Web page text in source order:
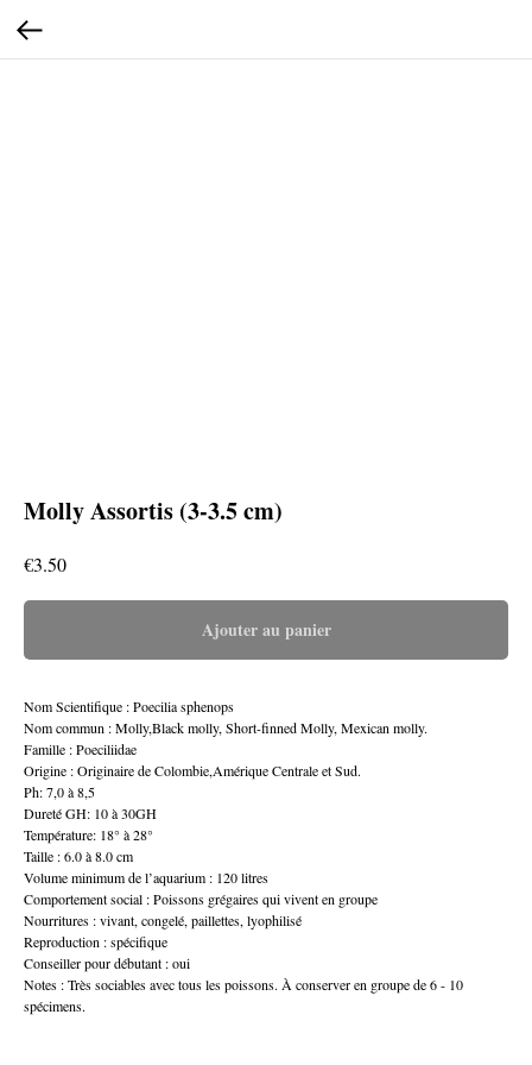
Molly Assortis (3-3.5 cm)
€3.50
Ajouter au panier
Nom Scientifique : Poecilia sphenops
Nom commun : Molly,Black molly, Short-finned Molly, Mexican molly.
Famille : Poeciliidae
Origine : Originaire de Colombie,Amérique Centrale et Sud.
Ph: 7,0 à 8,5
Dureté GH: 10 à 30GH
Température: 18° à 28°
Taille : 6.0 à 8.0 cm
Volume minimum de l’aquarium : 120 litres
Comportement social : Poissons grégaires qui vivent en groupe
Nourritures : vivant, congelé, paillettes, lyophilisé
Reproduction : spécifique
Conseiller pour débutant : oui
Notes : Très sociables avec tous les poissons. À conserver en groupe de 6 - 10
spécimens.